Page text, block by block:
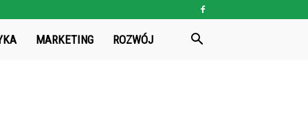
MARKETING ROZWÓJ